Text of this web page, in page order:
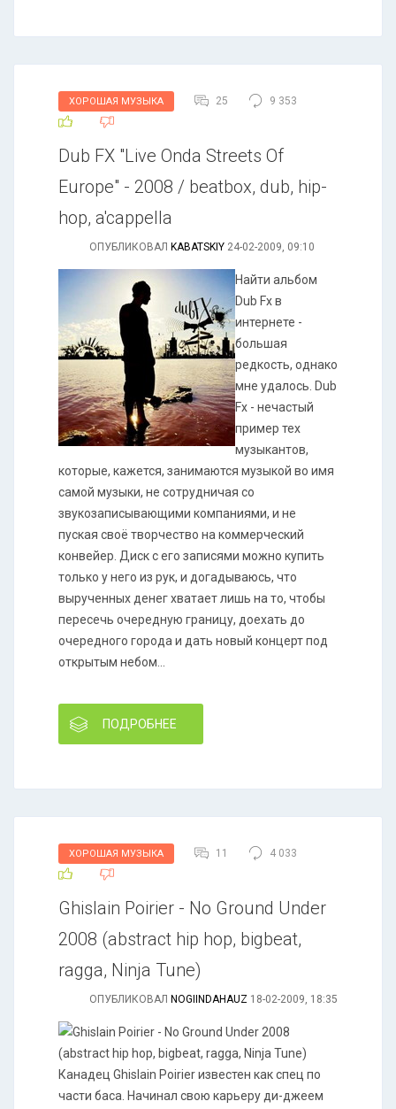
ХОРОШАЯ МУЗЫКА 25 9 353
Dub FX "Live Onda Streets Of
Europe" - 2008 / beatbox, dub, hip-
hop, a'cappella
ОПУБЛИКОВАЛ KABATSKIY 24-02-2009, 09:10
Найти альбом
Dub Fx в
интернете -
большая
редкость, однако
мне удалось. Dub
Fx - нечастый
пример тех
музыкантов,
которые, кажется, занимаются музыкой во имя
самой музыки, не сотрудничая со
звукозаписывающими компаниями, и не
пуская своё творчество на коммерческий
конвейер. Диск с его записями можно купить
только у него из рук, и догадываюсь, что
вырученных денег хватает лишь на то, чтобы
пересечь очередную границу, доехать до
очередного города и дать новый концерт под
открытым небом...
ПОДРОБНЕЕ
ХОРОШАЯ МУЗЫКА 11 4 033
Ghislain Poirier - No Ground Under
2008 (abstract hip hop, bigbeat,
ragga, Ninja Tune)
ОПУБЛИКОВАЛ NOGIINDAHAUZ 18-02-2009, 18:35
Канадец Ghislain Poirier известен как спец по
части баса. Начинал свою карьеру ди-джеем